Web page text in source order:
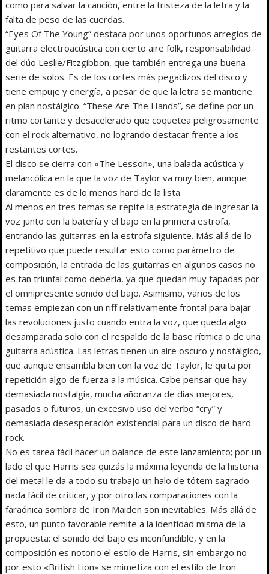
como para salvar la canción, entre la tristeza de la letra y la
falta de peso de las cuerdas.
“Eyes Of The Young” destaca por unos oportunos arreglos de
guitarra electroacústica con cierto aire folk, responsabilidad
del dúo Leslie/Fitzgibbon, que también entrega una buena
serie de solos. Es de los cortes más pegadizos del disco y
tiene empuje y energía, a pesar de que la letra se mantiene
en plan nostálgico. “These Are The Hands”, se define por un
ritmo cortante y desacelerado que coquetea peligrosamente
con el rock alternativo, no logrando destacar frente a los
restantes cortes.
El disco se cierra con «The Lesson», una balada acústica y
melancólica en la que la voz de Taylor va muy bien, aunque
claramente es de lo menos hard de la lista.
Al menos en tres temas se repite la estrategia de ingresar la
voz junto con la batería y el bajo en la primera estrofa,
entrando las guitarras en la estrofa siguiente. Más allá de lo
repetitivo que puede resultar esto como parámetro de
composición, la entrada de las guitarras en algunos casos no
es tan triunfal como debería, ya que quedan muy tapadas por
el omnipresente sonido del bajo. Asimismo, varios de los
temas empiezan con un riff relativamente frontal para bajar
las revoluciones justo cuando entra la voz, que queda algo
desamparada solo con el respaldo de la base rítmica o de una
guitarra acústica. Las letras tienen un aire oscuro y nostálgico,
que aunque ensambla bien con la voz de Taylor, le quita por
repetición algo de fuerza a la música. Cabe pensar que hay
demasiada nostalgia, mucha añoranza de días mejores,
pasados o futuros, un excesivo uso del verbo “cry” y
demasiada desesperación existencial para un disco de hard
rock.
No es tarea fácil hacer un balance de este lanzamiento; por un
lado el que Harris sea quizás la máxima leyenda de la historia
del metal le da a todo su trabajo un halo de tótem sagrado
nada fácil de criticar, y por otro las comparaciones con la
faraónica sombra de Iron Maiden son inevitables. Más allá de
esto, un punto favorable remite a la identidad misma de la
propuesta: el sonido del bajo es inconfundible, y en la
composición es notorio el estilo de Harris, sin embargo no
por esto «British Lion» se mimetiza con el estilo de Iron